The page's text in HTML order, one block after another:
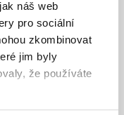
náš web
pro sociální
zkombinovat
jim byly
že používáte